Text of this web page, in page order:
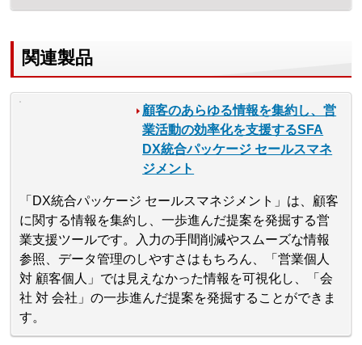
関連製品
顧客のあらゆる情報を集約し、営
業活動の効率化を支援するSFA
DX統合パッケージ セールスマネ
ジメント
「DX統合パッケージ セールスマネジメント」は、顧客
に関する情報を集約し、一歩進んだ提案を発掘する営
業支援ツールです。入力の手間削減やスムーズな情報
参照、データ管理のしやすさはもちろん、「営業個人
対 顧客個人」では見えなかった情報を可視化し、「会
社 対 会社」の一歩進んだ提案を発掘することができま
す。